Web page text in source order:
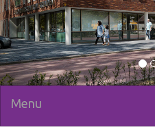
Menu